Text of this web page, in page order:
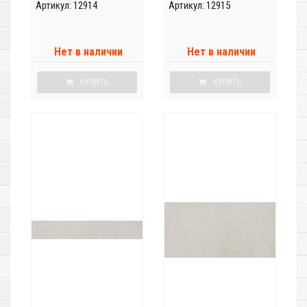
Артикул: 12914
Нет в наличии
КУПИТЬ
Артикул: 12915
Нет в наличии
КУПИТЬ